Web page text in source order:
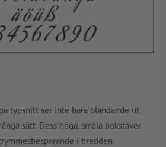
typsnitt ser inte bara bländande ut,
sätt. Dess höga, smala bokstäver
i bredden.